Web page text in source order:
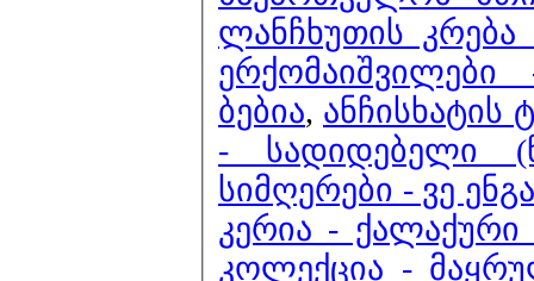
ლანჩხუთის კრება
ბებია,
- სადიდებელი
სიმღერები - ვე
კერია - ქალაქური
კოლექცია -